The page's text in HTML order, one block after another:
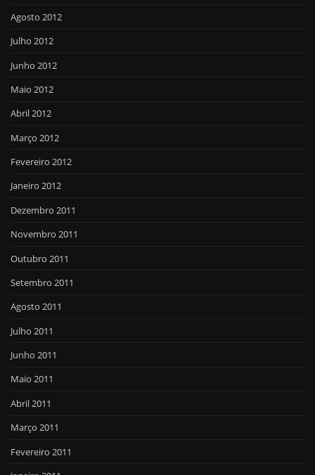
Agosto 2012
Julho 2012
Junho 2012
Maio 2012
Abril 2012
Março 2012
Fevereiro 2012
Janeiro 2012
Dezembro 2011
Novembro 2011
Outubro 2011
Setembro 2011
Agosto 2011
Julho 2011
Junho 2011
Maio 2011
Abril 2011
Março 2011
Fevereiro 2011